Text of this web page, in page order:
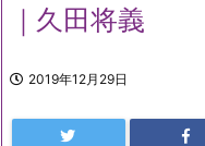
｜久田将義
2019年12月29日